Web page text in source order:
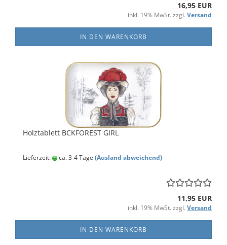
16,95 EUR
inkl. 19% MwSt. zzgl. Versand
IN DEN WARENKORB
Holztablett BCKFOREST GIRL
Lieferzeit: ca. 3-4 Tage (Ausland abweichend)
11,95 EUR
inkl. 19% MwSt. zzgl. Versand
IN DEN WARENKORB